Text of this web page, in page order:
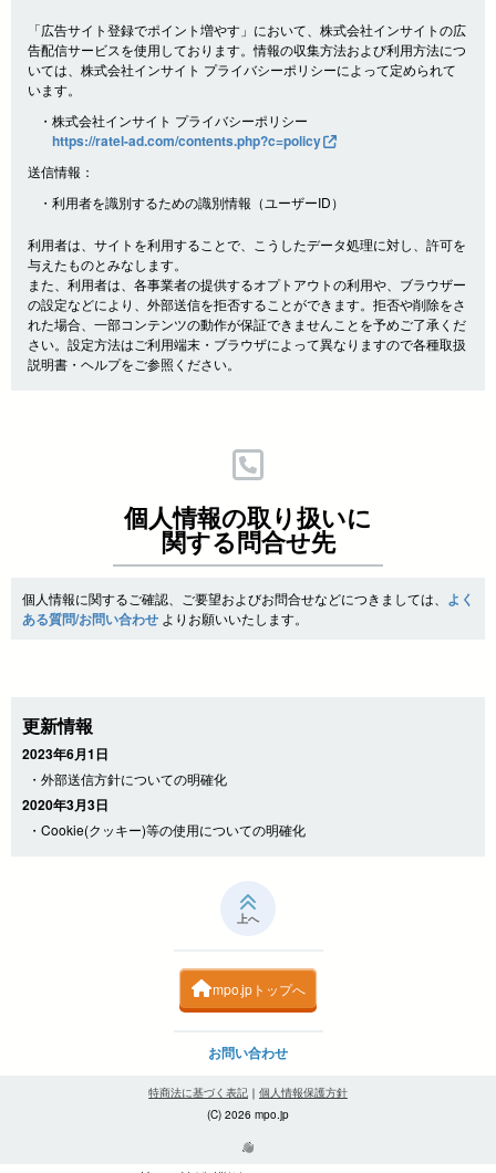
「広告サイト登録でポイント増やす」において、株式会社インサイトの広
告配信サービスを使用しております。情報の収集方法および利用方法につ
いては、株式会社インサイト プライバシーポリシーによって定められて
います。
・株式会社インサイト プライバシーポリシー
https://ratel-ad.com/contents.php?c=policy
送信情報：
・利用者を識別するための識別情報（ユーザーID）
利用者は、サイトを利用することで、こうしたデータ処理に対し、許可を
与えたものとみなします。
また、利用者は、各事業者の提供するオプトアウトの利用や、ブラウザー
の設定などにより、外部送信を拒否することができます。拒否や削除をさ
れた場合、一部コンテンツの動作が保証できませんことを予めご了承くだ
さい。設定方法はご利用端末・ブラウザによって異なりますので各種取扱
説明書・ヘルプをご参照ください。
個人情報の取り扱いに
関する問合せ先
個人情報に関するご確認、ご要望およびお問合せなどにつきましては、 よく
ある質問/お問い合わせよりお願いいたします。
更新情報
2023年6月1日
・外部送信方針についての明確化
2020年3月3日
・Cookie(クッキー)等の使用についての明確化
上へ
mpo.jpトップへ
お問い合わせ
特商法に基づく表記 ｜ 個人情報保護方針
(C) 2026 mpo.jp